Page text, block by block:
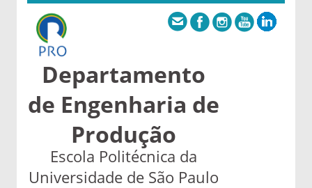
Departamento
de Engenharia de
Produção
Escola Politécnica da
Universidade de São Paulo